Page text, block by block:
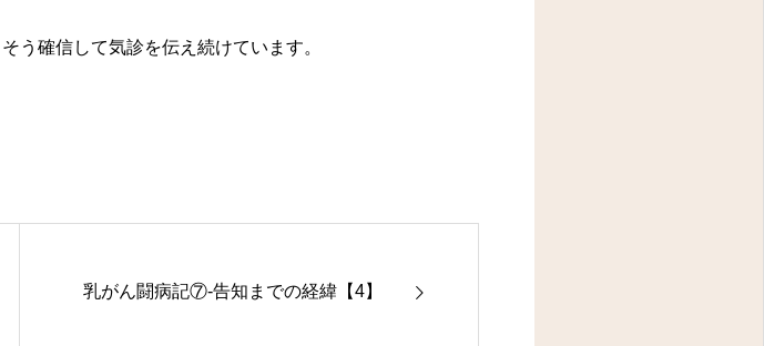
う確信して気診を伝え続けています。
乳がん闘病記⑦-告知までの経緯【4】